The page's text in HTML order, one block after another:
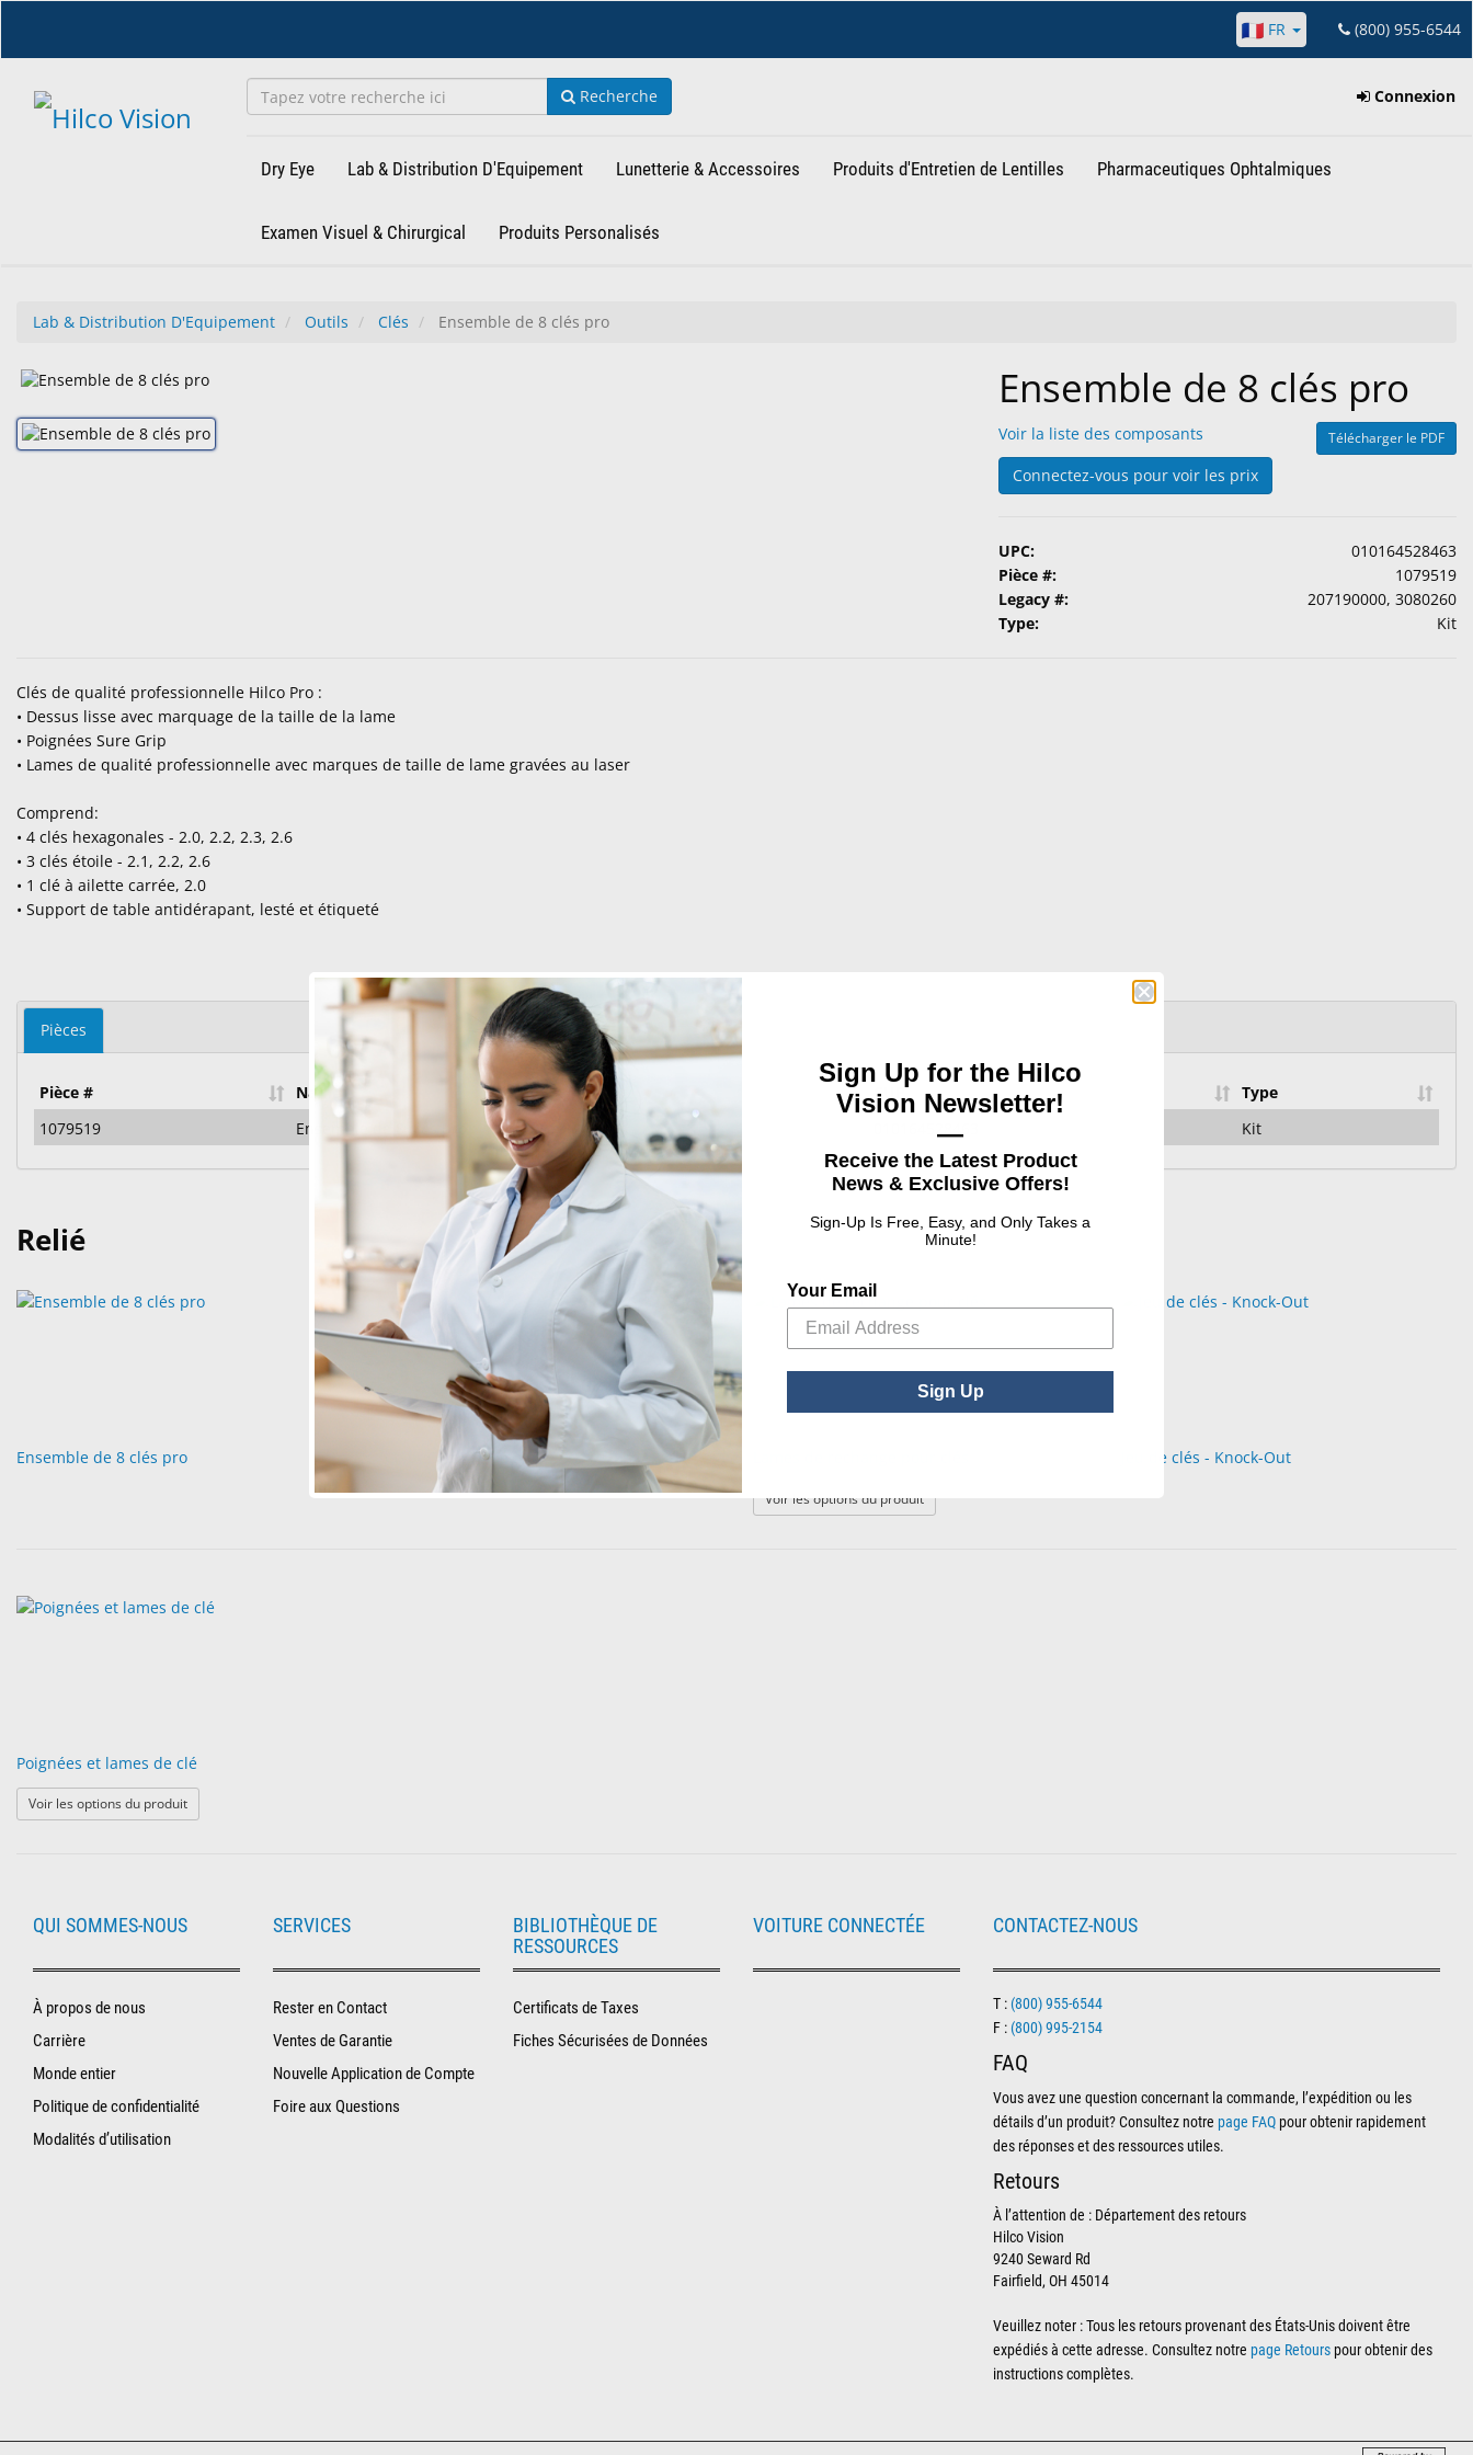
principal
FR (800) 955-6544
Recherche Connexion
Dry Eye Lab & Distribution D'Equipement Lunetterie & Accessoires Produits d'Entretien de Lentilles Pharmaceutiques Ophtalmiques
Examen Visuel & Chirurgical Produits Personalisés
Lab & Distribution D'Equipement Outils Clés Ensemble de 8 clés pro
Ensemble de 8 clés pro
Voir la liste des composants Télécharger le PDF
Connectez-vous pour voir les prix
UPC:
010164528463
Pièce #:
1079519
Legacy #:
207190000, 3080260
Type:
Kit
Clés de qualité professionnelle Hilco Pro :
• Dessus lisse avec marquage de la taille de la lame
• Poignées Sure Grip
• Lames de qualité professionnelle avec marques de taille de lame gravées au laser
Comprend:
• 4 clés hexagonales - 2.0, 2.2, 2.3, 2.6
• 3 clés étoile - 2.1, 2.2, 2.6
• 1 clé à ailette carrée, 2.0
• Support de table antidérapant, lesté et étiqueté
Pièces
Pièce # Name CUP
Type
1079519
Ensemble de 8 clés pro Kit
Relié
Ensemble de 8 clés pro
Nouvelle
Color Coded Wrench
Voir les options du produit : Lames de rechange pour clés
Jeu de clés - Knock-Out
Poignées et lames de clé
Voir les options du produit: Poignées et lames de clé
QUI SOMMES-NOUS
À propos de nous
Carrière
Monde entier
Politique de confidentialité
Modalités d’utilisation
SERVICES
Rester en Contact
Ventes de Garantie
Nouvelle Application de Compte
Foire aux Questions
BIBLIOTHÈQUE DE
RESSOURCES
Certificats de Taxes
Fiches Sécurisées de Données
VOITURE CONNECTÉE CONTACTEZ-NOUS
T : (800) 955-6544
F : (800) 995-2154
FAQ
Vous avez une question concernant la commande, l’expédition ou les
détails d’un produit? Consultez notre page FAQ pour obtenir rapidement
des réponses et des ressources utiles.
Retours
À l’attention de : Département des retours
Hilco Vision
9240 Seward Rd
Fairfield, OH 45014
Veuillez noter : Tous les retours provenant des États-Unis doivent être
expédiés à cette adresse. Consultez notre page Retours pour obtenir des
instructions complètes.
Sign Up for the Hilco
Vision Newsletter!
—
Receive the Latest Product
News & Exclusive Offers!
Sign-Up Is Free, Easy, and Only Takes a
Minute!
Your Email
Sign Up